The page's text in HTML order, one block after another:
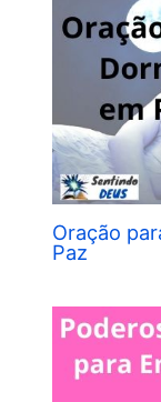
Oração
Paz